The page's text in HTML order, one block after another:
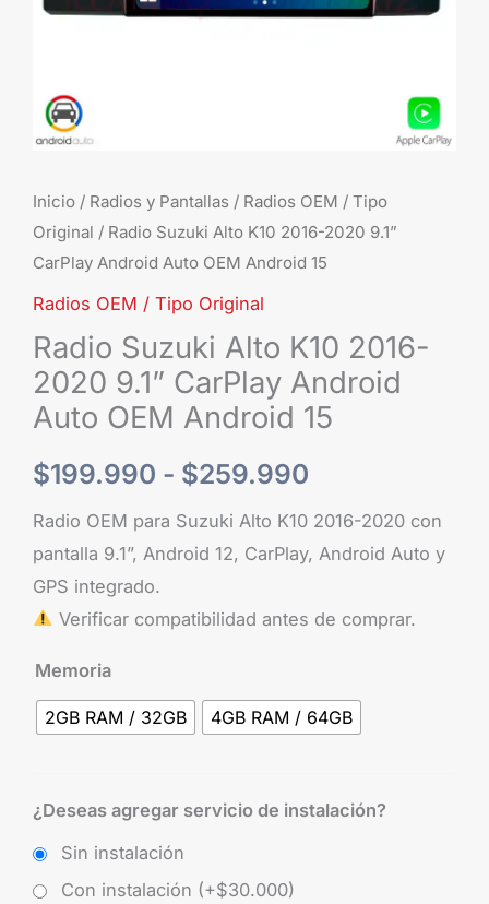
Inicio / Radios y Pantallas / Radios OEM / Tipo
Original / Radio Suzuki Alto K10 2016-2020 9.1”
CarPlay Android Auto OEM Android 15
Radios OEM / Tipo Original
Radio Suzuki Alto K10 2016-
2020 9.1” CarPlay Android
Auto OEM Android 15
$199.990 - $259.990
Radio OEM para Suzuki Alto K10 2016-2020 con
pantalla 9.1”, Android 12, CarPlay, Android Auto y
GPS integrado.
Verificar compatibilidad antes de comprar.
Memoria
2GB RAM / 32GB 4GB RAM / 64GB
¿Deseas agregar servicio de instalación?
Sin instalación
Con instalación (+$30.000)
Android
15